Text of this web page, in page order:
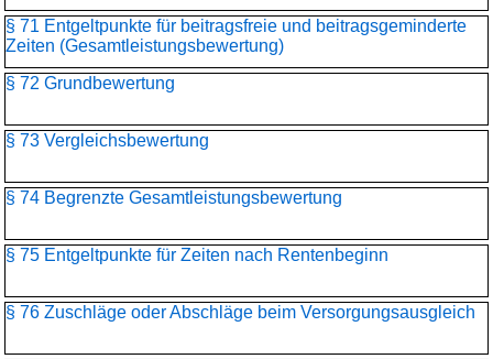
§ 71 Entgeltpunkte für beitragsfreie und beitragsgeminderte
Zeiten (Gesamtleistungsbewertung)
§ 72 Grundbewertung
§ 73 Vergleichsbewertung
§ 74 Begrenzte Gesamtleistungsbewertung
§ 75 Entgeltpunkte für Zeiten nach Rentenbeginn
§ 76 Zuschläge oder Abschläge beim Versorgungsausgleich